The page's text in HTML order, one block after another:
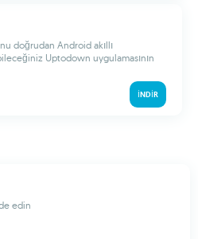
doğrudan Android akıllı
Uptodown uygulamasının
İNDIR
edin